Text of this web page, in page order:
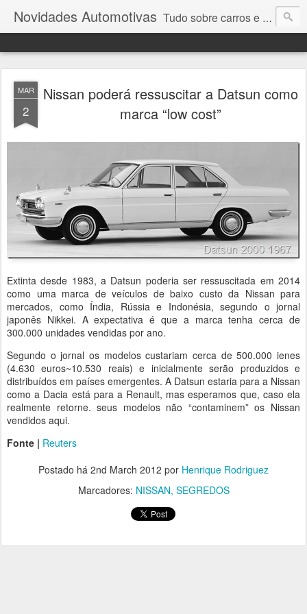
Novidades Automotivas Tudo sobre carros e motores
MAR
2
Nissan poderá ressuscitar a Datsun como
marca “low cost”
Extinta desde 1983, a Datsun poderia ser ressuscitada em 2014
como uma marca de veículos de baixo custo da Nissan para
mercados, como Índia, Rússia e Indonésia, segundo o jornal
japonês Nikkei. A expectativa é que a marca tenha cerca de
300.000 unidades vendidas por ano.
Segundo o jornal os modelos custariam cerca de 500.000 ienes
(4.630 euros~10.530 reais) e inicialmente serão produzidos e
distribuídos em países emergentes. A Datsun estaria para a Nissan
como a Dacia está para a Renault, mas esperamos que, caso ela
realmente retorne. seus modelos não “contaminem” os Nissan
vendidos aqui.
Fonte | Reuters
Postado há 2nd March 2012 por Henrique Rodriguez
Marcadores: NISSAN SEGREDOS